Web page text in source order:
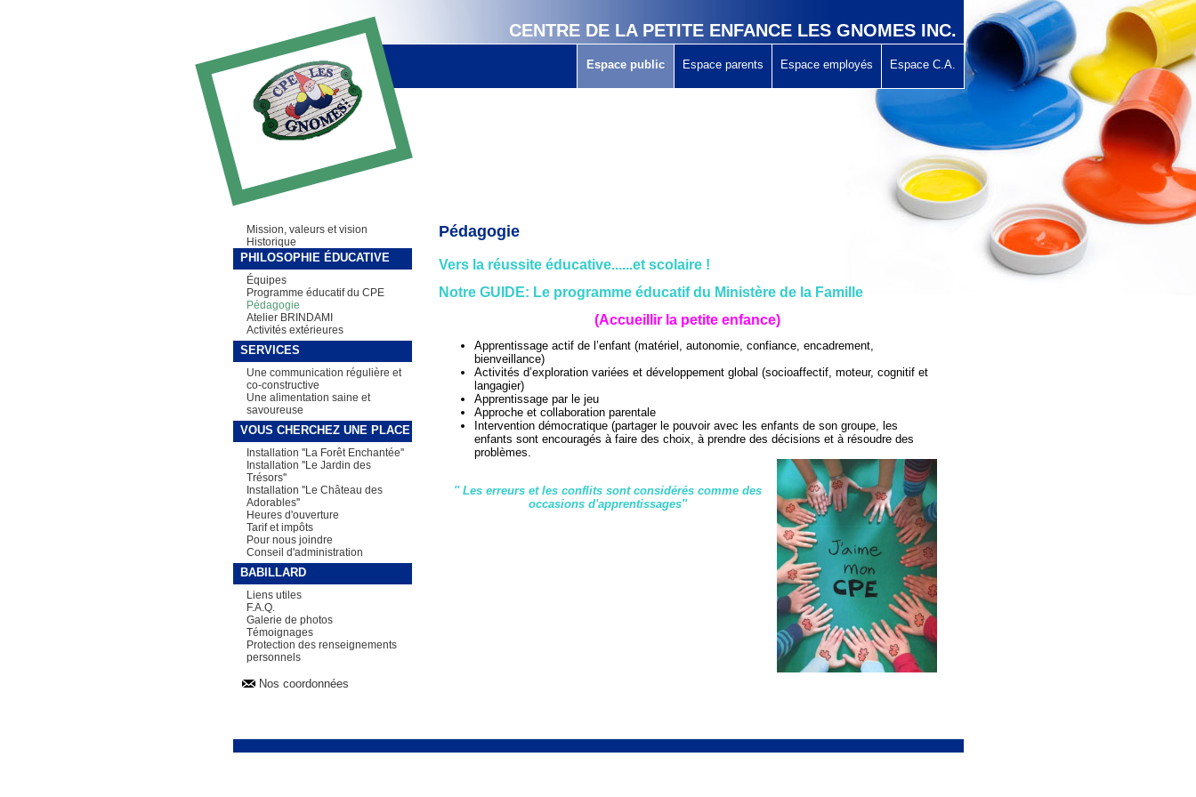
CENTRE DE LA PETITE ENFANCE LES GNOMES INC.
Espace public Espace parents Espace employés Espace C.A.
Mission, valeurs et vision
Historique
PHILOSOPHIE ÉDUCATIVE
Équipes
Programme éducatif du CPE
Pédagogie
Atelier BRINDAMI
Activités extérieures
SERVICES
Une communication régulière et
co-constructive
Une alimentation saine et
savoureuse
VOUS CHERCHEZ UNE PLACE
Installation ''La Forêt Enchantée''
Installation ''Le Jardin des
Trésors''
Installation ''Le Château des
Adorables''
Heures d'ouverture
Tarif et impôts
Pour nous joindre
Conseil d'administration
BABILLARD
Liens utiles
F.A.Q.
Galerie de photos
Témoignages
Protection des renseignements
personnels
Nos coordonnées
Pédagogie
Vers la réussite éducative......et scolaire!
Notre GUIDE: Le programme éducatif du Ministère de la Famille
(Accueillir la petite enfance)
Apprentissage actif de l’enfant (matériel, autonomie, confiance, encadrement,
bienveillance)
Activités d’exploration variées et développement global (socioaffectif, moteur, cognitif et
langagier)
Apprentissage par le jeu
Approche et collaboration parentale
Intervention démocratique (partager le pouvoir avec les enfants de son groupe, les
enfants sont encouragés à faire des choix, à prendre des décisions et à résoudre des
problèmes.
'' Les erreurs et les conflits sont considérés comme des
occasions d'apprentissages''